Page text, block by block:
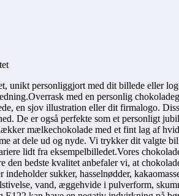
unikt personliggjort med dit billede eller
med en personlig
en sjov illustration eller dit firmalogo.
De er også perfekte som et personligt
mælkechokolade med et fint lag af
at dele ud og nyde. Vi trykker dit valgte
lidt fra eksempelbilledet.Vores
bedste kvalitet anbefaler vi, at
sukker, hasselnødder,
vand, æggehvide i pulverform,